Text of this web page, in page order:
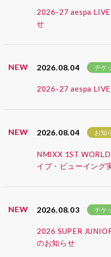
2026-27 aespa
せ
NEW 2026.08.04 チケ
2026-27 aespa
NEW 2026.08.04 お知
NMIXX 1ST
イブ・ビューイング
NEW 2026.08.03 チケ
2026 SUPER
のお知らせ